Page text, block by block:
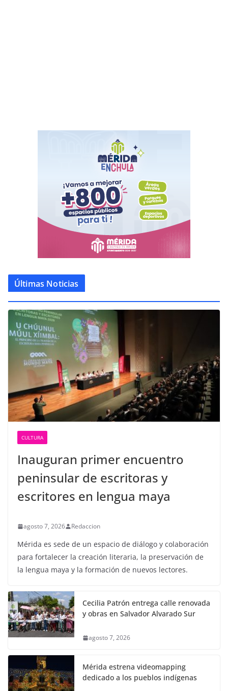
Últimas Noticias
CULTURA
Inauguran primer encuentro
peninsular de escritoras y
escritores en lengua maya
agosto 7, 2026 Redaccion
Mérida es sede de un espacio de diálogo y colaboración
para fortalecer la creación literaria, la preservación de
la lengua maya y la formación de nuevos lectores.
Cecilia Patrón entrega calle renovada
y obras en Salvador Alvarado Sur
agosto 7, 2026
Mérida estrena videomapping
dedicado a los pueblos indígenas